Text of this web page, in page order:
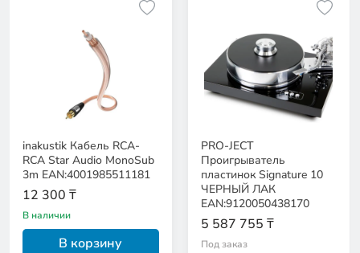
inakustik Кабель RCA-
RCA Star Audio MonoSub
3m EAN:4001985511181
12 300 ₸
В наличии
В корзину
PRO-JECT
Проигрыватель
пластинок Signature 10
ЧЕРНЫЙ ЛАК
EAN:9120050438170
5 587 755 ₸
Под заказ